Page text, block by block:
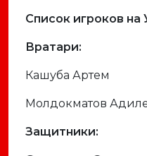
Список игроков на
Вратари:
Кашуба Артем
Молдокматов
Защитники: